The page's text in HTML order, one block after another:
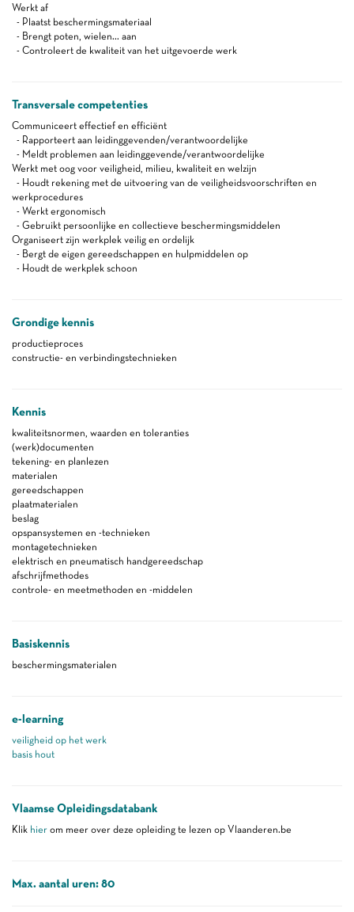
Werkt af
- Plaatst beschermingsmateriaal
- Brengt poten, wielen... aan
- Controleert de kwaliteit van het uitgevoerde werk
Transversale competenties
Communiceert effectief en efficiënt
- Rapporteert aan leidinggevenden/verantwoordelijke
- Meldt problemen aan leidinggevende/verantwoordelijke
Werkt met oog voor veiligheid, milieu, kwaliteit en welzijn
- Houdt rekening met de uitvoering van de veiligheidsvoorschriften en
werkprocedures
- Werkt ergonomisch
- Gebruikt persoonlijke en collectieve beschermingsmiddelen
Organiseert zijn werkplek veilig en ordelijk
- Bergt de eigen gereedschappen en hulpmiddelen op
- Houdt de werkplek schoon
Grondige kennis
productieproces
constructie- en verbindingstechnieken
Kennis
kwaliteitsnormen, waarden en toleranties
(werk)documenten
tekening- en planlezen
materialen
gereedschappen
plaatmaterialen
beslag
opspansystemen en -technieken
montagetechnieken
elektrisch en pneumatisch handgereedschap
afschrijfmethodes
controle- en meetmethoden en -middelen
Basiskennis
beschermingsmaterialen
e-learning
veiligheid op het werk
basis hout
Vlaamse Opleidingsdatabank
Klik hier om meer over deze opleiding te lezen op Vlaanderen.be
Max. aantal uren: 80